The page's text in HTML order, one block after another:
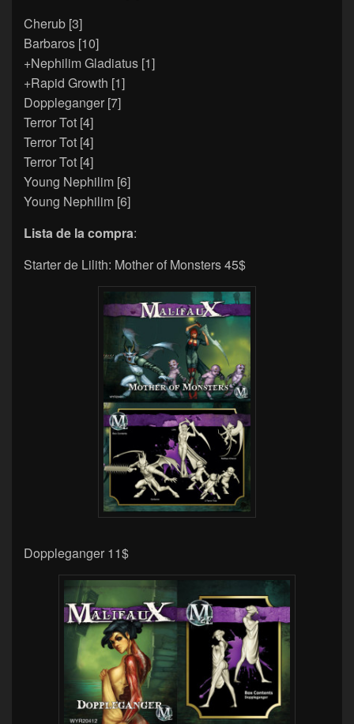
Cherub [3]
Barbaros [10]
+Nephilim Gladiatus [1]
+Rapid Growth [1]
Doppleganger [7]
Terror Tot [4]
Terror Tot [4]
Terror Tot [4]
Young Nephilim [6]
Young Nephilim [6]
Lista de la compra:
Starter de Lilith: Mother of Monsters 45$
Doppleganger 11$